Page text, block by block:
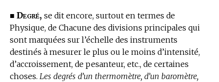
■ Degré, se dit encore, surtout en termes de
Physique, de Chacune des divisions principales qui
sont marquées sur l’échelle des instruments
destinés à mesurer le plus ou le moins d’intensité,
d’accroissement, de pesanteur, etc., de certaines
choses. Les degrés d’un thermomètre, d’un baromètre,